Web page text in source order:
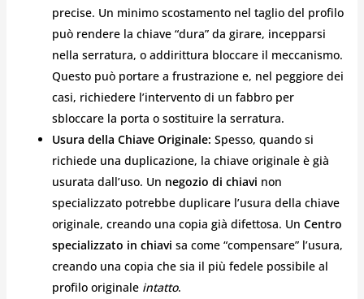
precise. Un minimo scostamento nel taglio del profilo
può rendere la chiave “dura” da girare, incepparsi
nella serratura, o addirittura bloccare il meccanismo.
Questo può portare a frustrazione e, nel peggiore dei
casi, richiedere l’intervento di un fabbro per
sbloccare la porta o sostituire la serratura.
Usura della Chiave Originale: Spesso, quando si
richiede una duplicazione, la chiave originale è già
usurata dall’uso. Un negozio di chiavi non
specializzato potrebbe duplicare l’usura della chiave
originale, creando una copia già difettosa. Un Centro
specializzato in chiavi sa come “compensare” l’usura,
creando una copia che sia il più fedele possibile al
profilo originale intatto.